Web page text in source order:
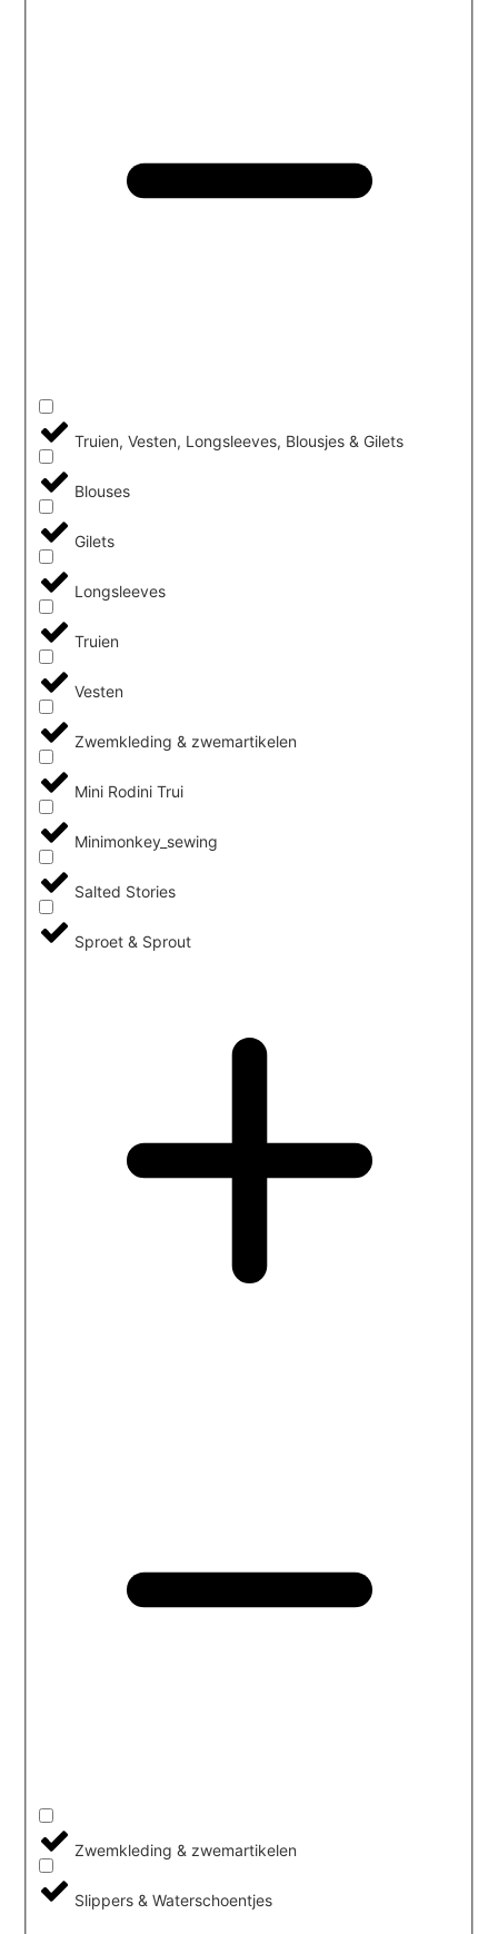
Truien, Vesten, Longsleeves, Blousjes & Gilets
Blouses
Gilets
Longsleeves
Truien
Vesten
Zwemkleding & zwemartikelen
Mini Rodini Trui
Minimonkey_sewing
Salted Stories
Sproet & Sprout
Zwemkleding & zwemartikelen
Slippers & Waterschoentjes